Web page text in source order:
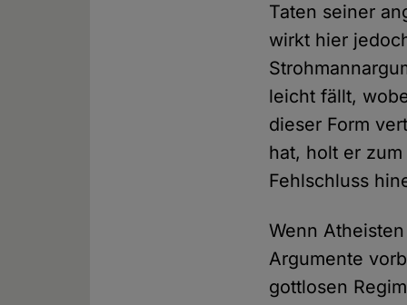
Taten seiner
wirkt hier
leicht fällt,
dieser Form
hat, holt er
Fehlschluss
Wenn
Argumente
gottlosen